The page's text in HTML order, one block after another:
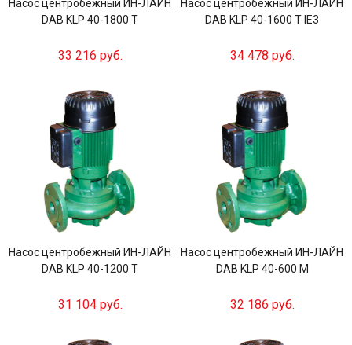
Насос центробежный ИН-ЛАЙН
DAB KLP 40-1800 T
33 216 руб.
Насос центробежный ИН-ЛАЙН
DAB KLP 40-1600 T IE3
34 478 руб.
Насос центробежный ИН-ЛАЙН
DAB KLP 40-1200 T
31 104 руб.
Насос центробежный ИН-ЛАЙН
DAB KLP 40-600 M
32 186 руб.